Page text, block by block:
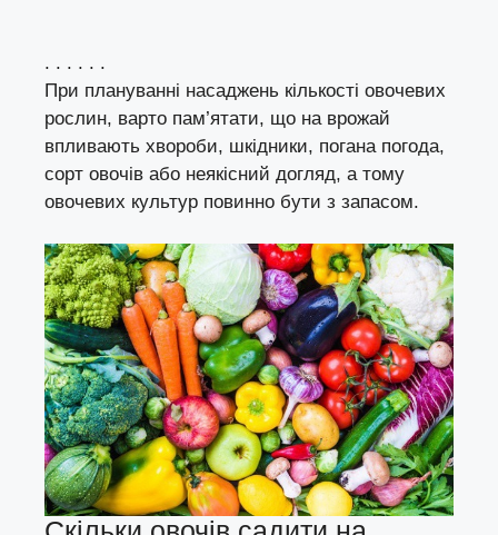
. . . . . .
При плануванні насаджень кількості овочевих
рослин, варто пам’ятати, що на врожай
впливають хвороби, шкідники, погана погода,
сорт овочів або неякісний догляд, а тому
овочевих культур повинно бути з запасом.